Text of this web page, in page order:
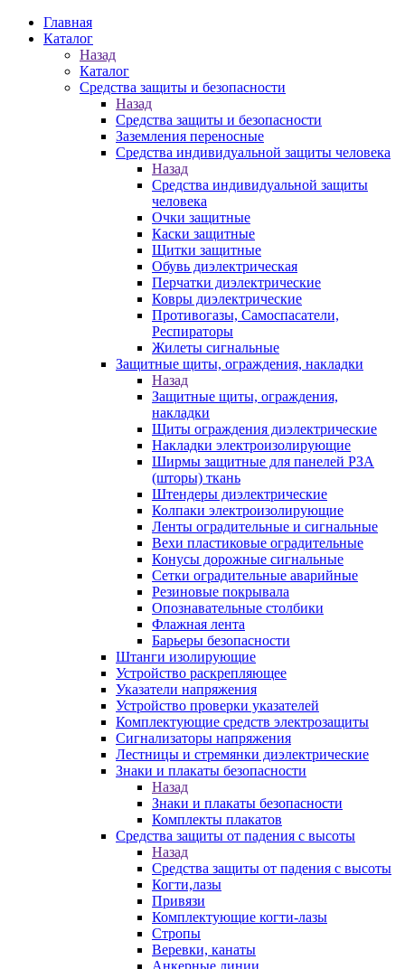
Главная
Каталог
Назад
Каталог
Средства защиты и безопасности
Назад
Средства защиты и безопасности
Заземления переносные
Средства индивидуальной защиты человека
Назад
Средства индивидуальной защиты
человека
Очки защитные
Каски защитные
Щитки защитные
Обувь диэлектрическая
Перчатки диэлектрические
Ковры диэлектрические
Противогазы, Самоспасатели,
Респираторы
Жилеты сигнальные
Защитные щиты, ограждения, накладки
Назад
Защитные щиты, ограждения,
накладки
Щиты ограждения диэлектрические
Накладки электроизолирующие
Ширмы защитные для панелей РЗА
(шторы) ткань
Штендеры диэлектрические
Колпаки электроизолирующие
Ленты оградительные и сигнальные
Вехи пластиковые оградительные
Конусы дорожные сигнальные
Сетки оградительные аварийные
Резиновые покрывала
Опознавательные столбики
Флажная лента
Барьеры безопасности
Штанги изолирующие
Устройство раскрепляющее
Указатели напряжения
Устройство проверки указателей
Комплектующие средств электрозащиты
Сигнализаторы напряжения
Лестницы и стремянки диэлектрические
Знаки и плакаты безопасности
Назад
Знаки и плакаты безопасности
Комплекты плакатов
Средства защиты от падения с высоты
Назад
Средства защиты от падения с высоты
Когти,лазы
Привязи
Комплектующие когти-лазы
Стропы
Веревки, канаты
Анкерные линии